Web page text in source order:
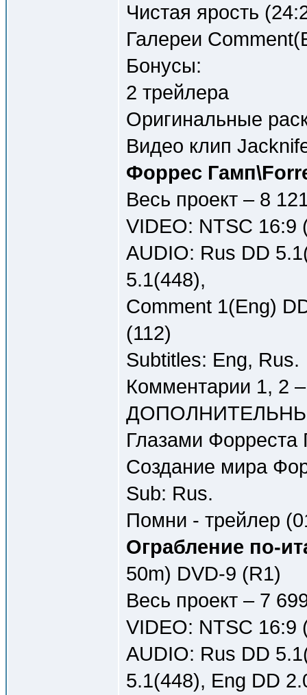
Чистая ярость
Галереи
Бонусы:
2 трейлера
Оригинальные
Видео клип
Форрес
Весь проект – 8
VIDEO: NTSC 16:9
AUDIO: Rus DD
5.1(448),
Comment 1(Eng)
(112)
Subtitles: Eng, Rus.
Комментарии 1, 2
Глазами Форреста
Создание мира
Sub: Rus.
Помни - трейлер
Ограбление по-
50m) DVD-9 (R1)
Весь проект – 7
VIDEO: NTSC 16:9
AUDIO: Rus DD
5.1(448), Eng DD